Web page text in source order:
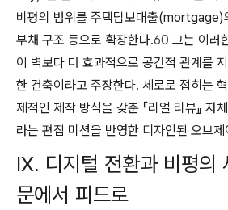
비평의 범위를 주택담보대출(mortgage)
부채 구조 등으로 확장한다.60 그는 이러
이 벽보다 더 효과적으로 공간적 관계를
한 건축이라고 주장한다. 세로로 접히는
제적인 제작 방식을 갖춘 『리얼 리뷰』 자
라는 편집 미션을 반영한 디자인된 오브제
IX. 디지털 전환과 비평의
문에서 피드로